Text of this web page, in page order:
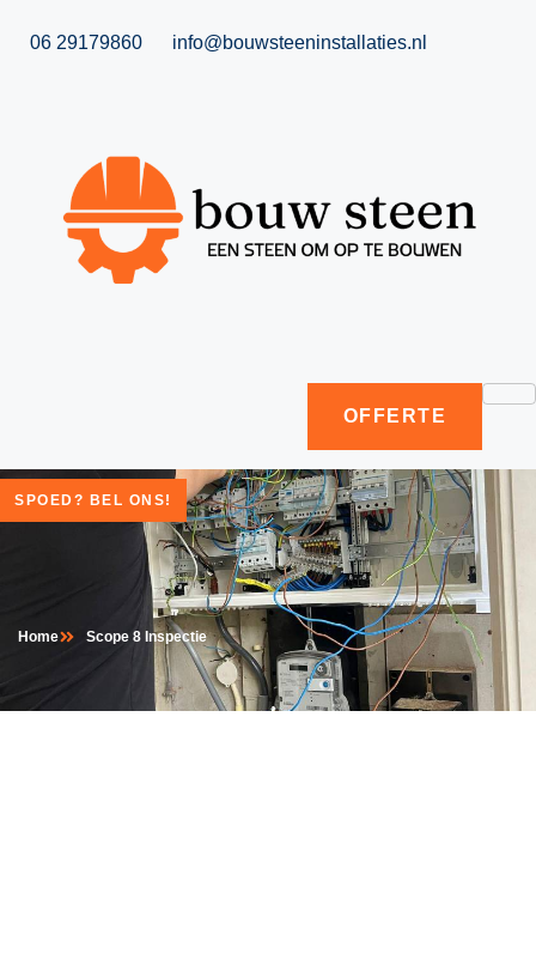
06 29179860 info@bouwsteeninstallaties.nl
OFFERTE
SPOED? BEL ONS!
Home Scope 8 Inspectie